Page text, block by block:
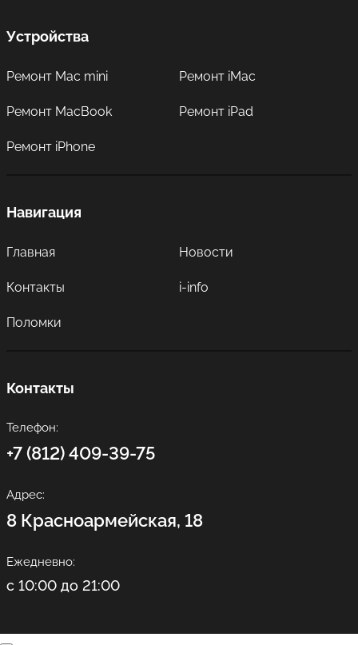
Устройства
Ремонт Mac mini Ремонт iMac
Ремонт MacBook Ремонт iPad
Ремонт iPhone
Навигация
Главная Новости
Контакты i-info
Поломки
Контакты
Телефон:
+7 (812) 409-39-75
Адрес:
8 Красноармейская, 18
Ежедневно:
с 10:00 до 21:00